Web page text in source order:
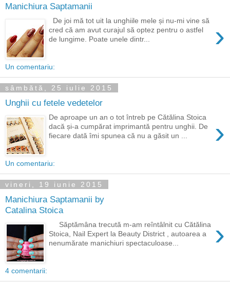
Manichiura Saptamanii
›
De joi mă tot uit la unghiile mele și nu-mi vine să
cred că am avut curajul să optez pentru o astfel
de lungime. Poate unele dintr...
Un comentariu:
sâmbătă, 25 iulie 2015
Unghii cu fetele vedetelor
›
De aproape un an o tot întreb pe Cătălina Stoica
dacă și-a cumpărat imprimantă pentru unghii. De
fiecare dată îmi spunea că nu a găsit un ...
Un comentariu:
vineri, 19 iunie 2015
Manichiura Saptamanii by
Catalina Stoica
›
Săptămâna trecută m-am reîntâlnit cu Cătălina
Stoica, Nail Expert la Beauty District , autoarea a
nenumărate manichiuri spectaculoase...
4 comentarii: